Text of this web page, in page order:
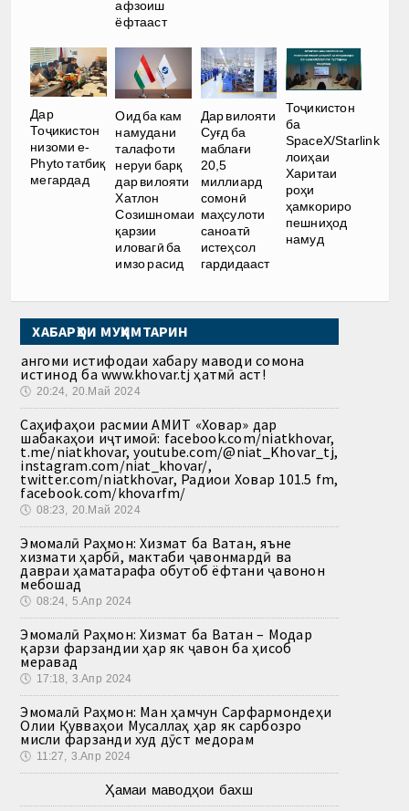
афзоиш
ёфтааст
Дар
Тоҷикистон
низоми e-
Phyto татбиқ
мегардад
Оид ба кам
намудани
талафоти
неруи барқ
дар вилояти
Хатлон
Созишномаи
қарзии
иловагӣ ба
имзо расид
Дар вилояти
Суғд ба
маблағи
20,5
миллиард
сомонӣ
маҳсулоти
саноатӣ
истеҳсол
гардидааст
Тоҷикистон
ба
SpaceX/Starlink
лоиҳаи
Харитаи
роҳи
ҳамкориро
пешниҳод
намуд
ХАБАРҲОИ МУҲИМТАРИН
Ҳангоми истифодаи хабару маводи сомона
истинод ба www.khovar.tj ҳатмӣ аст!
🕔 20:24, 20.Май 2024
Саҳифаҳои расмии АМИТ «Ховар» дар
шабакаҳои иҷтимоӣ: facebook.com/niatkhovar,
t.me/niatkhovar, youtube.com/@niat_Khovar_tj,
instagram.com/niat_khovar/,
twitter.com/niatkhovar, Радиои Ховар 101.5 fm,
facebook.com/khovarfm/
🕔 08:23, 20.Май 2024
Эмомалӣ Раҳмон: Хизмат ба Ватан, яъне
хизмати ҳарбӣ, мактаби ҷавонмардӣ ва
давраи ҳаматарафа обутоб ёфтани ҷавонон
мебошад
🕔 08:24, 5.Апр 2024
Эмомалӣ Раҳмон: Хизмат ба Ватан – Модар
қарзи фарзандии ҳар як ҷавон ба ҳисоб
меравад
🕔 17:18, 3.Апр 2024
Эмомалӣ Раҳмон: Ман ҳамчун Сарфармондеҳи
Олии Қувваҳои Мусаллаҳ ҳар як сарбозро
мисли фарзанди худ дӯст медорам
🕔 11:27, 3.Апр 2024
Ҳамаи маводҳои бахш